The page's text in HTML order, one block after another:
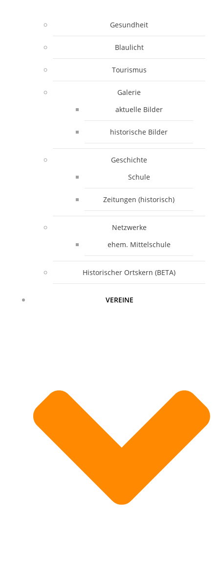
Gesundheit
Blaulicht
Tourismus
Galerie
aktuelle Bilder
historische Bilder
Geschichte
Schule
Zeitungen (historisch)
Netzwerke
ehem. Mittelschule
Historischer Ortskern (BETA)
VEREINE